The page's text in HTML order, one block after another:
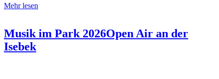
Mehr lesen
Musik im Park 2026Open Air an der
Isebek